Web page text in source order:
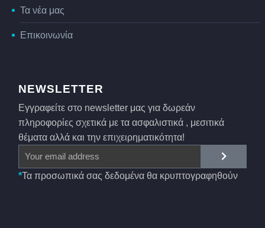
Τα νέα μας
Επικοινωνία
NEWSLETTER
Εγγραφείτε στο newsletter μας για δωρεάν
πληροφορίες σχετικά με τα ασφαλιστικά , μεσιτικά
θέματα αλλά και την επιχειρηματικότητα!
*Τα προσωπικά σας δεδομένα θα κρυπτογραφηθούν